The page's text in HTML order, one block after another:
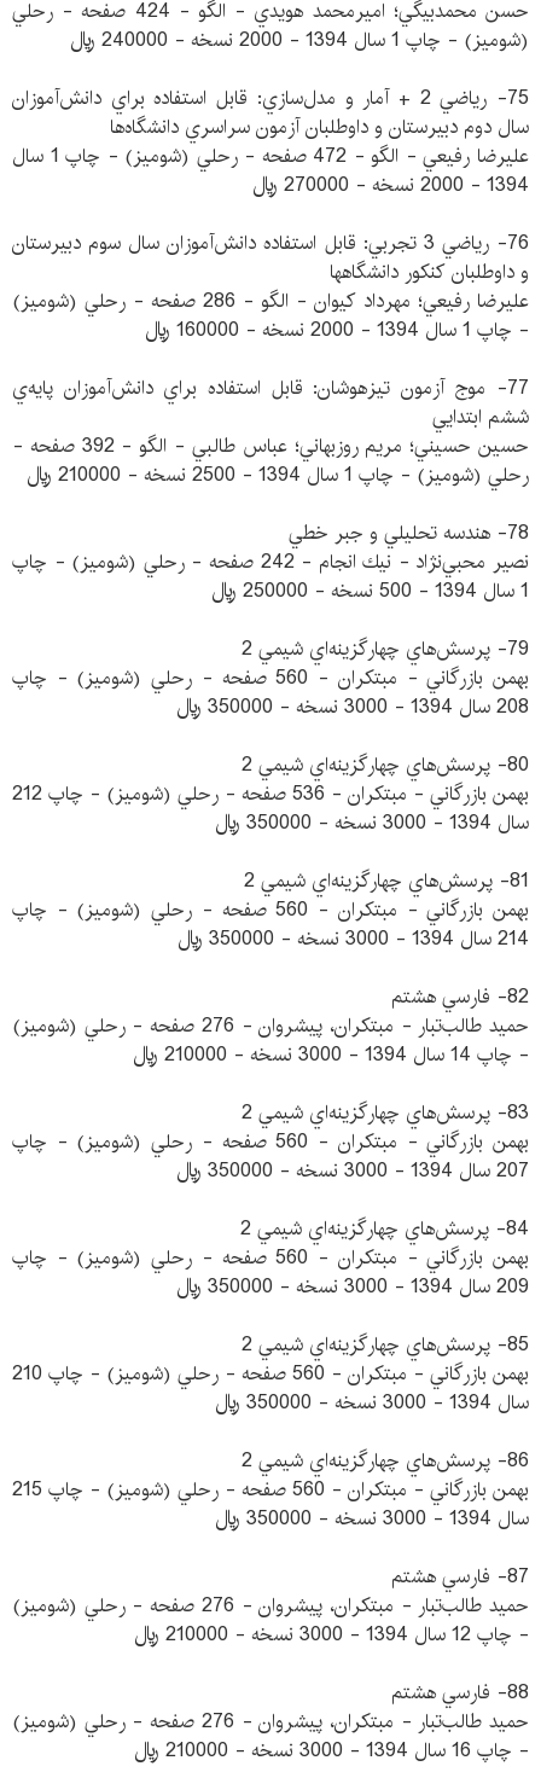
حسن محمدبيگي؛ اميرمحمد هويدي - الگو - 424 صفحه - رحلي
(شوميز) - چاپ 1 سال 1394 - 2000 نسخه - 240000 ريال
75- رياضي 2 + آمار و مدل‌سازي: قابل استفاده براي دانش‌آموزان
سال دوم دبيرستان و داوطلبان آزمون سراسري دانشگاه‌ها
عليرضا رفيعي - الگو - 472 صفحه - رحلي (شوميز) - چاپ 1 سال
1394 - 2000 نسخه - 270000 ريال
76- رياضي 3 تجربي: قابل استفاده دانش‌آموزان سال سوم دبيرستان
و داوطلبان كنكور دانشگاهها
عليرضا رفيعي؛ مهرداد كيوان - الگو - 286 صفحه - رحلي (شوميز)
- چاپ 1 سال 1394 - 2000 نسخه - 160000 ريال
77- موج آزمون تيزهوشان: قابل استفاده براي دانش‌آموزان پايه‌ي
ششم ابتدايي
حسين حسيني؛ مريم روزبهاني؛ عباس طالبي - الگو - 392 صفحه -
رحلي (شوميز) - چاپ 1 سال 1394 - 2500 نسخه - 210000 ريال
78- هندسه تحليلي و جبر خطي
نصير محبي‌نژاد - نيك انجام - 242 صفحه - رحلي (شوميز) - چاپ
1 سال 1394 - 500 نسخه - 250000 ريال
79- پرسش‌هاي چهارگزينه‌اي شيمي 2
بهمن بازرگاني - مبتكران - 560 صفحه - رحلي (شوميز) - چاپ
208 سال 1394 - 3000 نسخه - 350000 ريال
80- پرسش‌هاي چهارگزينه‌اي شيمي 2
بهمن بازرگاني - مبتكران - 536 صفحه - رحلي (شوميز) - چاپ 212
سال 1394 - 3000 نسخه - 350000 ريال
81- پرسش‌هاي چهارگزينه‌اي شيمي 2
بهمن بازرگاني - مبتكران - 560 صفحه - رحلي (شوميز) - چاپ
214 سال 1394 - 3000 نسخه - 350000 ريال
82- فارسي هشتم
حميد طالب‌تبار - مبتكران، پيشروان - 276 صفحه - رحلي (شوميز)
- چاپ 14 سال 1394 - 3000 نسخه - 210000 ريال
83- پرسش‌هاي چهارگزينه‌اي شيمي 2
بهمن بازرگاني - مبتكران - 560 صفحه - رحلي (شوميز) - چاپ
207 سال 1394 - 3000 نسخه - 350000 ريال
84- پرسش‌هاي چهارگزينه‌اي شيمي 2
بهمن بازرگاني - مبتكران - 560 صفحه - رحلي (شوميز) - چاپ
209 سال 1394 - 3000 نسخه - 350000 ريال
85- پرسش‌هاي چهارگزينه‌اي شيمي 2
بهمن بازرگاني - مبتكران - 560 صفحه - رحلي (شوميز) - چاپ 210
سال 1394 - 3000 نسخه - 350000 ريال
86- پرسش‌هاي چهارگزينه‌اي شيمي 2
بهمن بازرگاني - مبتكران - 560 صفحه - رحلي (شوميز) - چاپ 215
سال 1394 - 3000 نسخه - 350000 ريال
87- فارسي هشتم
حميد طالب‌تبار - مبتكران، پيشروان - 276 صفحه - رحلي (شوميز)
- چاپ 12 سال 1394 - 3000 نسخه - 210000 ريال
88- فارسي هشتم
حميد طالب‌تبار - مبتكران، پيشروان - 276 صفحه - رحلي (شوميز)
- چاپ 16 سال 1394 - 3000 نسخه - 210000 ريال